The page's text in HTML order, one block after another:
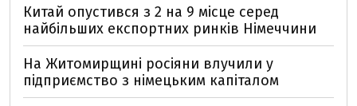
Китай опустився з 2 на 9 місце серед
найбільших експортних ринків Німеччини
На Житомирщині росіяни влучили у
підприємство з німецьким капіталом